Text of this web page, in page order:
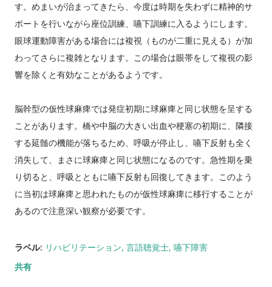
す。めまいが治まってきたら、今度は時期を失わずに精神的サ
ポートを行いながら座位訓練、嚥下訓練に入るようにします。
眼球運動障害がある場合には複視（ものが二重に見える）が加
わってさらに複雑となります。この場合は眼帯をして複視の影
響を除くと有効なことがあるようです。
脳幹型の仮性球麻痺では発症初期に球麻痺と同じ状態を呈する
ことがあります。橋や中脳の大きい出血や梗塞の初期に、隣接
する延髄の機能が落ちるため、呼吸が停止し、嚥下反射も全く
消失して、まさに球麻痺と同じ状態になるのです。急性期を乗
り切ると、呼吸とともに嚥下反射も回復してきます。このよう
に当初は球麻痺と思われたものが仮性球麻痺に移行することが
あるので注意深い観察が必要です。
ラベル: リハビリテーション 言語聴覚士 嚥下障害
共有